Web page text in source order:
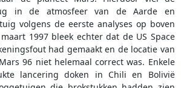
in de atmosfeer van de Aarde en
volgens de eerste analyses op boven
1997 bleek echter dat de US Space
had gemaakt en de locatie van
96 niet helemaal correct was. Enkele
lancering doken in Chili en Bolivië